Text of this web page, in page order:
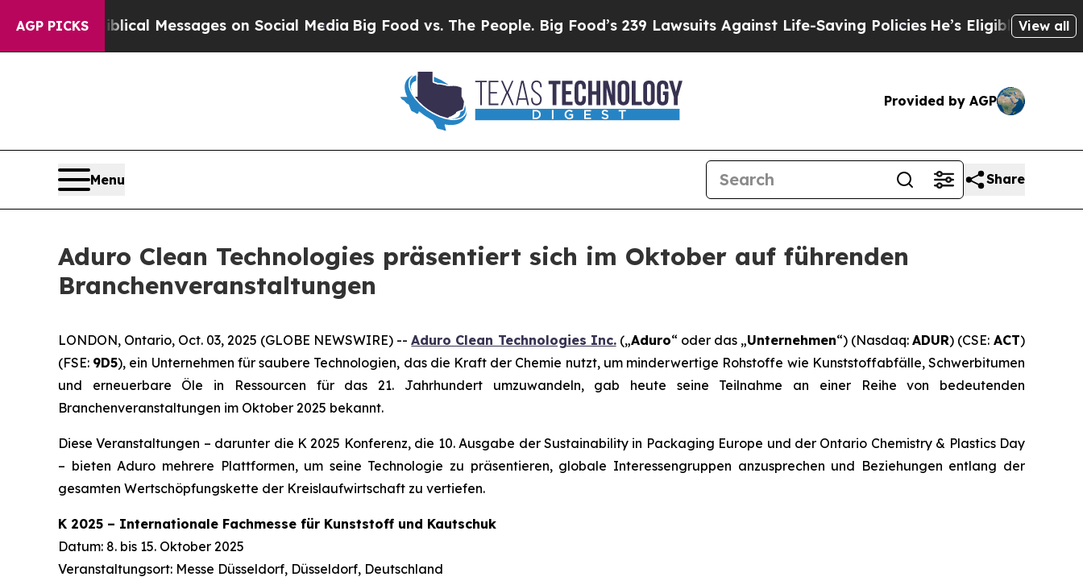
AGP PICKSMessages on Social MediaBig Food vs. The People. Big Food’s 239 Lawsuits Against Life-Saving PoliciesHe’s Eligible for Up to View all
Provided by AGP
Menu Share
Aduro Clean Technologies präsentiert sich im Oktober auf führenden
Branchenveranstaltungen
LONDON, Ontario, Oct. 03, 2025 (GLOBE NEWSWIRE) --Aduro Clean Technologies Inc.(„Aduro“ oder das „Unternehmen“) (Nasdaq: ADUR) (CSE: ACT)
(FSE: 9D5), ein Unternehmen für saubere Technologien, das die Kraft der Chemie nutzt, um minderwertige Rohstoffe wie Kunststoffabfälle, Schwerbitumen
und erneuerbare Öle in Ressourcen für das 21. Jahrhundert umzuwandeln, gab heute seine Teilnahme an einer Reihe von bedeutenden
Branchenveranstaltungen im Oktober 2025 bekannt.
Diese Veranstaltungen – darunter die K 2025 Konferenz, die 10. Ausgabe der Sustainability in Packaging Europe und der Ontario Chemistry & Plastics Day
– bieten Aduro mehrere Plattformen, um seine Technologie zu präsentieren, globale Interessengruppen anzusprechen und Beziehungen entlang der
gesamten Wertschöpfungskette der Kreislaufwirtschaft zu vertiefen.
K 2025 – Internationale Fachmesse für Kunststoff und Kautschuk
Datum: 8. bis 15. Oktober 2025
Veranstaltungsort: Messe Düsseldorf, Düsseldorf, Deutschland